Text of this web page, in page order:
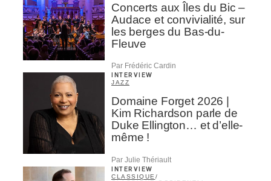
Concerts aux Îles du Bic –
Audace et convivialité, sur
les berges du Bas-du-
Fleuve
Par Frédéric Cardin
INTERVIEW
JAZZ
Domaine Forget 2026 |
Kim Richardson parle de
Duke Ellington… et d’elle-
même !
Par Julie Thériault
INTERVIEW
CLASSIQUE /